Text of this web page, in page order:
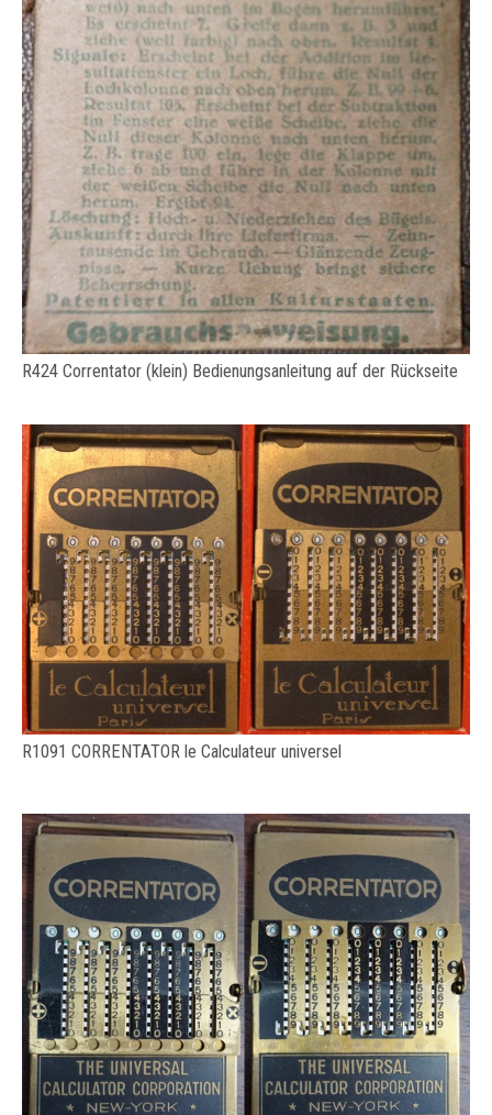
R424 Correntator (klein) Bedienungsanleitung auf der Rückseite
R1091 CORRENTATOR le Calculateur universel